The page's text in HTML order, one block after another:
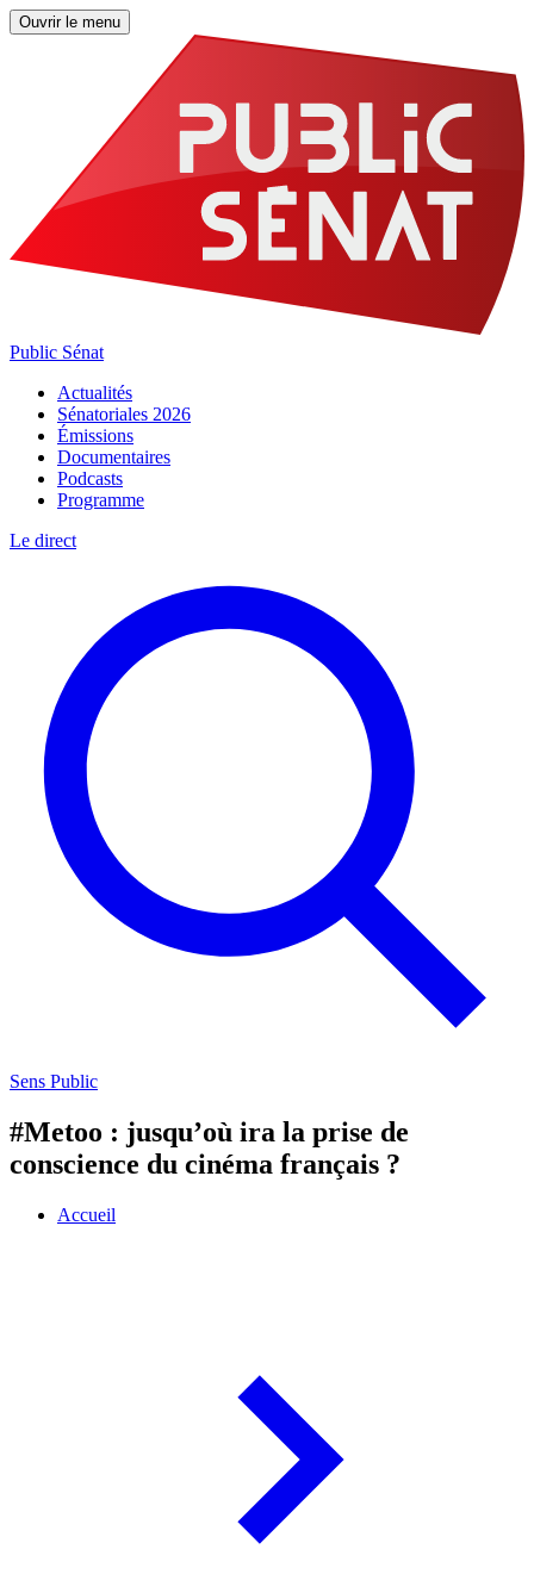
Ouvrir le menu
Public Sénat
Actualités
Sénatoriales 2026
Émissions
Documentaires
Podcasts
Programme
Le direct
Sens Public
#Metoo : jusqu’où ira la prise de
conscience du cinéma français ?
Accueil